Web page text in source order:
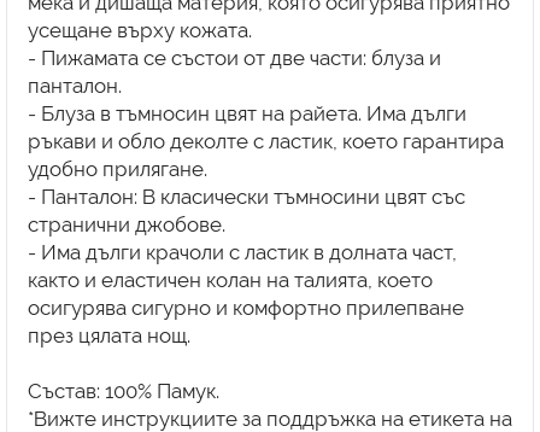
усещане върху кожата.
- Пижамата се състои от две части: блуза и
панталон.
- Блуза в тъмносин цвят на райета. Има дълги
ръкави и обло деколте с ластик, което гарантира
удобно прилягане.
- Панталон: В класически тъмносини цвят със
странични джобове.
- Има дълги крачоли с ластик в долната част,
както и еластичен колан на талията, което
осигурява сигурно и комфортно прилепване
през цялата нощ.
Състав: 100% Памук.
*Вижте инструкциите за поддръжка на етикета на